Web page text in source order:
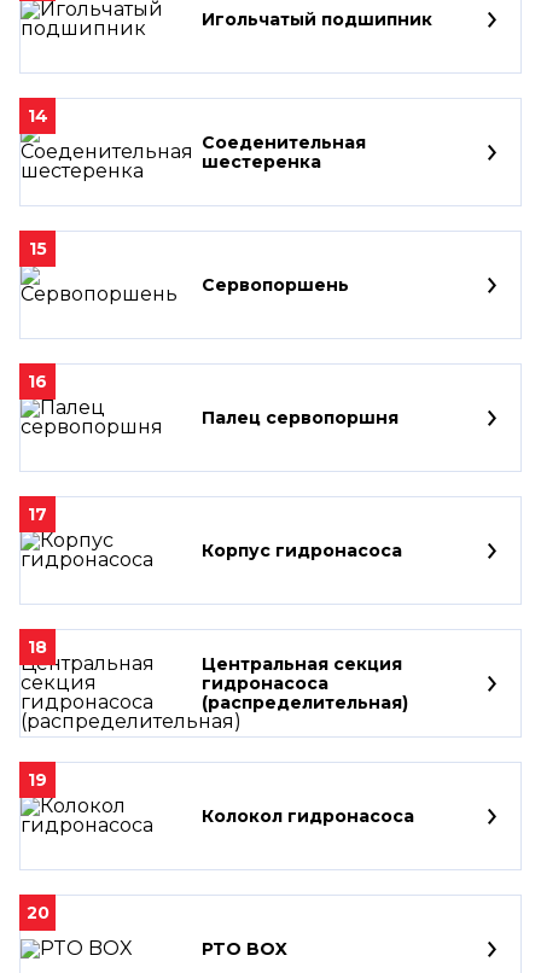
Игольчатый подшипник
14
Соеденительная
шестеренка
15
Сервопоршень
16
Палец сервопоршня
17
Корпус гидронасоса
18
Центральная секция
гидронасоса
(распределительная)
19
Колокол гидронасоса
20
PTO BOX